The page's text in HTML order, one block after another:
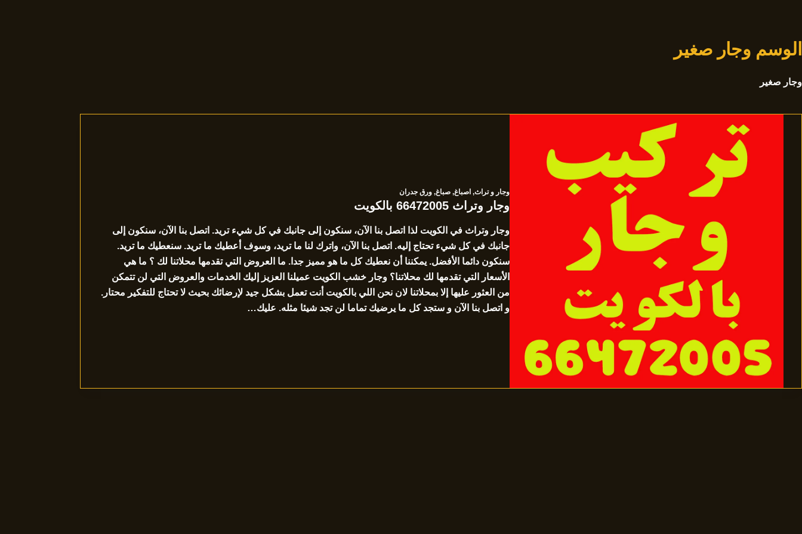
الوسم وجار صغير
وجار صغير
وجار و تراث, اصباغ,صباغ,ورق جدران
وجار وتراث 66472005 بالكويت
وجار وتراث في الكويت لذا اتصل بنا الآن، سنكون إلى جانبك في كل شيء تريد. اتصل بنا الآن، سنكون إلى
جانبك في كل شيء تحتاج إليه. اتصل بنا الآن، واترك لنا ما تريد، وسوف أعطيك ما تريد. سنعطيك ما تريد.
سنكون دائما الأفضل. يمكننا أن نعطيك كل ما هو مميز جدا. ما العروض التي تقدمها محلاتنا لك ؟ ما هي
الأسعار التي تقدمها لك محلاتنا؟ وجار خشب الكويت عميلنا العزيز إليك الخدمات والعروض التي لن تتمكن
من العثور عليها إلا بمحلاتنا لان نحن اللي بالكويت أنت تعمل بشكل جيد لإرضائك بحيث لا تحتاج للتفكير محتار.
و اتصل بنا الآن و ستجد كل ما يرضيك تماما لن تجد شيئا مثله. عليك…